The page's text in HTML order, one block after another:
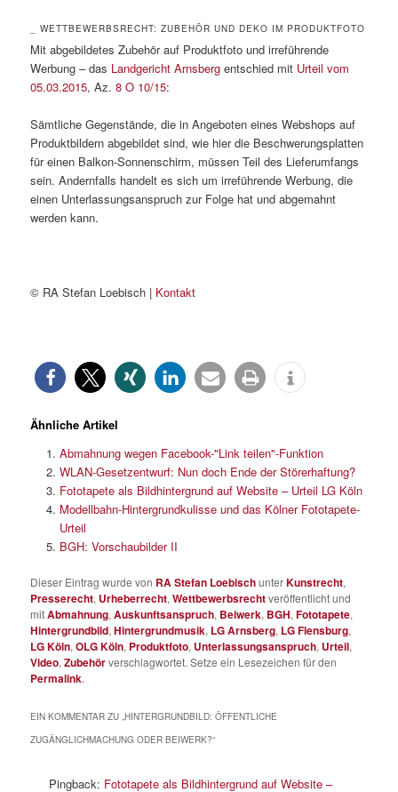
_ WETTBEWERBSRECHT: ZUBEHÖR UND DEKO IM PRODUKTFOTO
Mit abgebildetes Zubehör auf Produktfoto und irreführende
Werbung – das Landgericht Arnsberg entschied mit Urteil vom
05.03.2015, Az.8 O 10/15:
Sämtliche Gegenstände, die in Angeboten eines Webshops auf
Produktbildern abgebildet sind, wie hier die Beschwerungsplatten
für einen Balkon-Sonnenschirm, müssen Teil des Lieferumfangs
sein. Andernfalls handelt es sich um irreführende Werbung, die
einen Unterlassungsanspruch zur Folge hat und abgemahnt
werden kann.
© RA Stefan Loebisch | Kontakt
Ähnliche Artikel
Abmahnung wegen Facebook-"Link teilen"-Funktion
WLAN-Gesetzentwurf: Nun doch Ende der Störerhaftung?
Fototapete als Bildhintergrund auf Website – Urteil LG Köln
Modellbahn-Hintergrundkulisse und das Kölner Fototapete-
Urteil
BGH: Vorschaubilder II
Dieser Eintrag wurde von RA Stefan LoebischunterKunstrecht,
Presserecht, Urheberrecht,Wettbewerbsrechtveröffentlicht und
mitAbmahnung,Auskunftsanspruch, Beiwerk, BGH,Fototapete,
Hintergrundbild,Hintergrundmusik, LG Arnsberg, LG Flensburg,
LG Köln,OLG Köln, Produktfoto, Unterlassungsanspruch, Urteil,
Video,Zubehörverschlagwortet. Setze ein Lesezeichen für den
Permalink.
EIN KOMMENTAR ZU „HINTERGRUNDBILD: ÖFFENTLICHE
ZUGÄNGLICHMACHUNG ODER BEIWERK?“
Pingback: Fototapete als Bildhintergrund auf Website –